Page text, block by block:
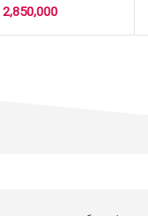
2,850,000